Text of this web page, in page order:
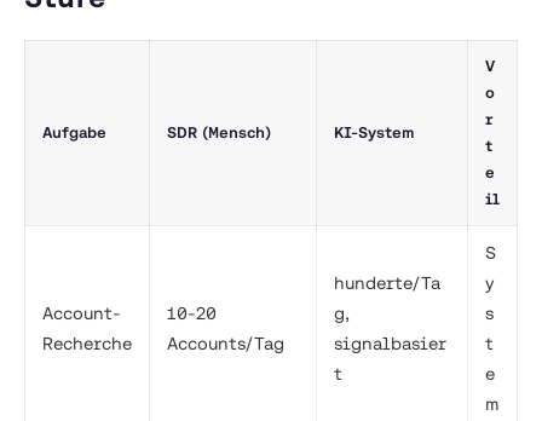
Aufgabe SDR (Mensch) KI-System
V
o
r
t
e
il
Account-
Recherche
10-20
Accounts/Tag
hunderte/Ta
g,
signalbasier
t
S
y
s
t
e
m